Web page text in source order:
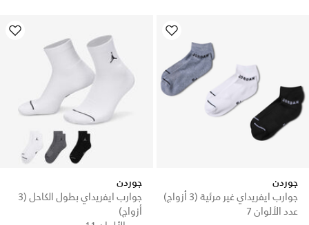
جوردن
جوارب ايفريداي غير مرئية (3 أزواج)
عدد الألوان 7
جوردن
جوارب ايفريداي بطول الكاحل (3
أزواج)